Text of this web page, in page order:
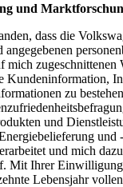
und
dass die
mich zugeschnittenen
Kundeninformation,
zu
und
und
und mich
Mit Ihrer Einwilligung
Lebensjahr